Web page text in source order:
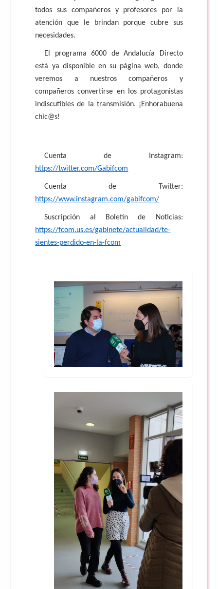
todos sus compañeros y profesores por la
atención que le brindan porque cubre sus
necesidades.
El programa 6000 de Andalucía Directo
está ya disponible en su página web, donde
veremos a nuestros compañeros y
compañeros convertirse en los protagonistas
indiscutibles de la transmisión. ¡Enhorabuena
chic@s!
Cuenta de Instagram:
https://twitter.com/Gabifcom
Cuenta de Twitter:
https://www.instagram.com/gabifcom/
Suscripción al Boletín de Noticias:
https://fcom.us.es/gabinete/actualidad/te-
sientes-perdido-en-la-fcom